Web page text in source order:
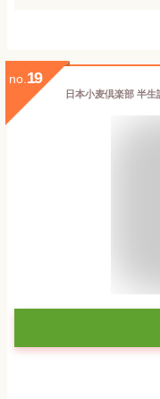
no. 19